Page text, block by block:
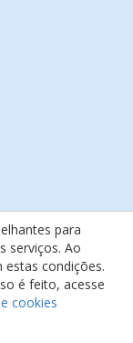
para
serviços. Ao
condições.
é feito, acesse
cookies